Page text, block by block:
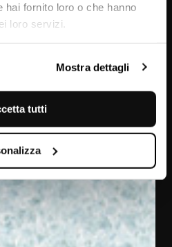
hai fornito loro o che hanno
loro servizi.
Mostra dettagli
tutti
Cielo